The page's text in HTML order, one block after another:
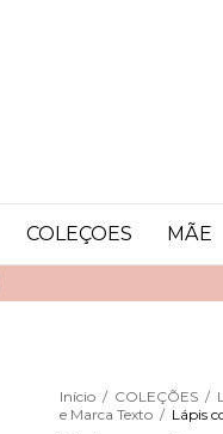
COLEÇOES MÃE
Início / COLEÇÕES /
e Marca Texto / Lápis